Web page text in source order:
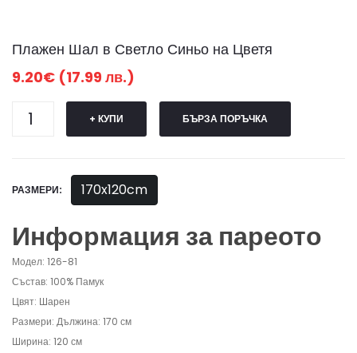
Плажен Шал в Светло Синьо на Цветя
9.20€ (17.99 лв.)
+ КУПИ БЪРЗА ПОРЪЧКА
РАЗМЕРИ: 170x120cm
Информация за пареото
Модел: 126-81
Състав: 100% Памук
Цвят: Шарен
Размери: Дължина: 170 см
Ширина: 120 см